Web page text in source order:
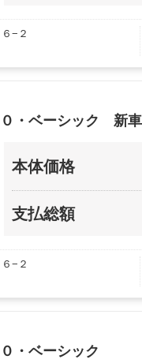
−２
０・ベーシック 新
本体価格
支払総額
−２
・ベーシック